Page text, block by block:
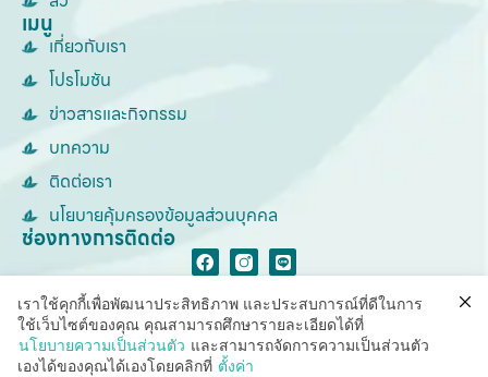
เมนู
เกี่ยวกับเรา
โปรโมชัน
ข่าวสารและกิจกรรม
บทความ
ติดต่อเรา
นโยบายคุ้มครองข้อมูลส่วนบุคคล
ช่องทางการติดต่อ
© Copyright SparSha Thailand 2026. All rights reserved.
เราใช้คุกกี้เพื่อพัฒนาประสิทธิภาพ และประสบการณ์ที่ดีในการ
ใช้เว็บไซต์ของคุณ คุณสามารถศึกษารายละเอียดได้ที่
นโยบายความเป็นส่วนตัว และสามารถจัดการความเป็นส่วนตัว
เองได้ของคุณได้เองโดยคลิกที่ ตั้งค่า